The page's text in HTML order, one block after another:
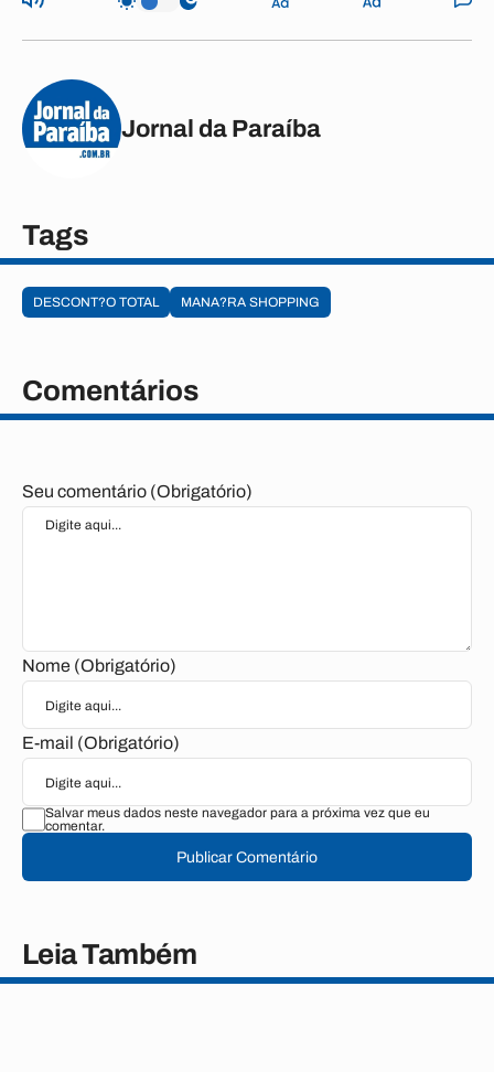
Jornal da Paraíba
Tags
DESCONT?O TOTAL MANA?RA SHOPPING
Comentários
Seu comentário (Obrigatório)
Nome (Obrigatório)
E-mail (Obrigatório)
Salvar meus dados neste navegador para a próxima vez que eu
comentar.
Publicar Comentário
Leia Também